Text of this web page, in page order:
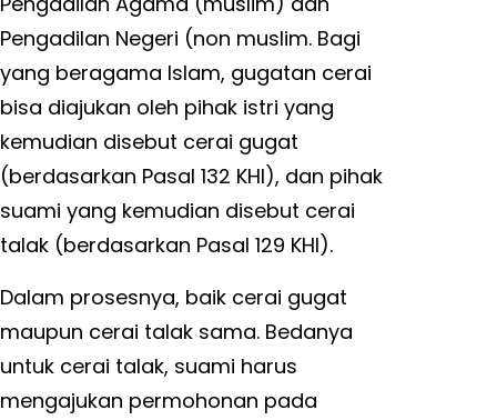
Pengadilan Negeri (non muslim. Bagi
yang beragama Islam, gugatan cerai
bisa diajukan oleh pihak istri yang
kemudian disebut cerai gugat
(berdasarkan Pasal 132 KHI), dan pihak
suami yang kemudian disebut cerai
talak (berdasarkan Pasal 129 KHI).
Dalam prosesnya, baik cerai gugat
maupun cerai talak sama. Bedanya
untuk cerai talak, suami harus
mengajukan permohonan pada